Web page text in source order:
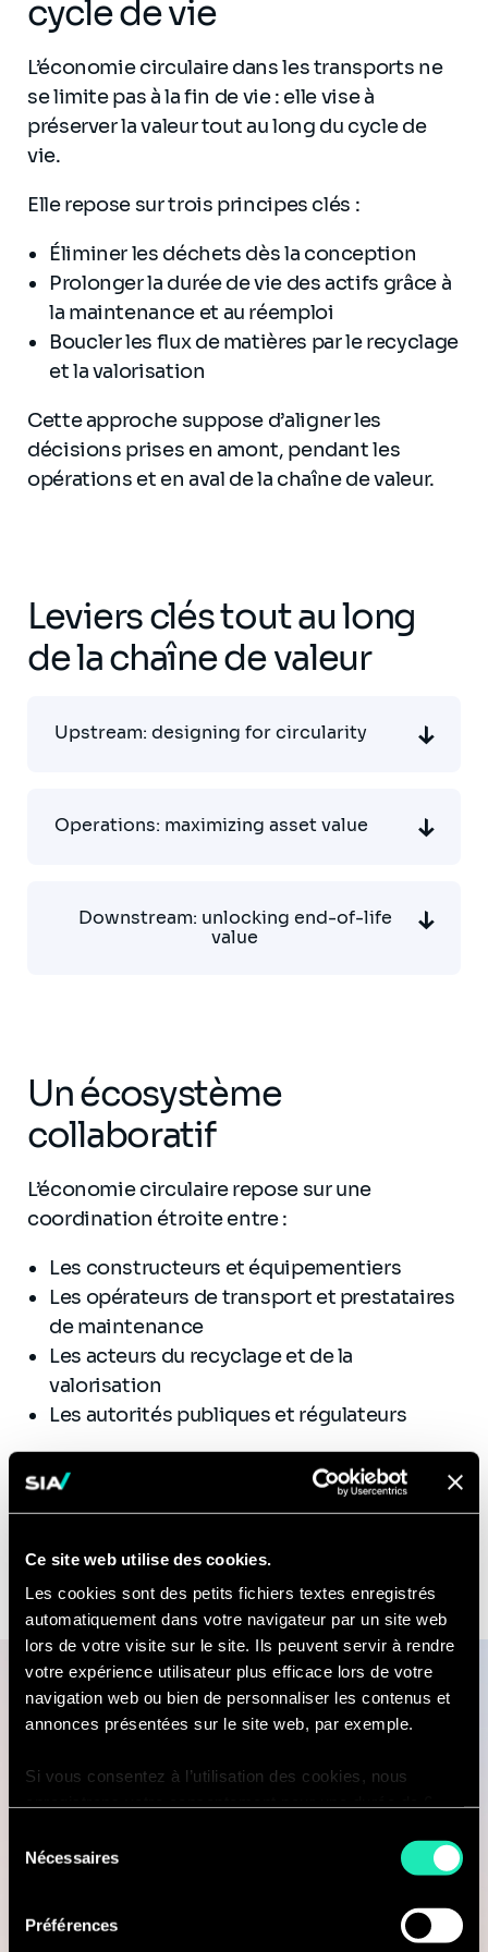
Ce site web utilise des cookies.
Les cookies sont des petits fichiers textes enregistrés
automatiquement dans votre navigateur par un site web
lors de votre visite sur le site. Ils peuvent servir à rendre
votre expérience utilisateur plus efficace lors de votre
navigation web ou bien de personnaliser les contenus et
annonces présentées sur le site web, par exemple.
Si vous consentez à l’utilisation des cookies, nous
consentir à cette utilisation à nouveau. Si vous ne
fonctionnement et ne personnalisera pas votre
Nécessaires
Préférences
cycle de vie
L’économie circulaire dans les transports ne
se limite pas à la fin de vie : elle vise à
préserver la valeur tout au long du cycle de
vie.
Elle repose sur trois principes clés :
Éliminer les déchets dès la conception
Prolonger la durée de vie des actifs grâce à
la maintenance et au réemploi
Boucler les flux de matières par le recyclage
et la valorisation
Cette approche suppose d’aligner les
décisions prises en amont, pendant les
opérations et en aval de la chaîne de valeur.
Leviers clés tout au long
de la chaîne de valeur
Upstream: designing for circularity
Operations: maximizing asset value
Downstream: unlocking end-of-life
value
Un écosystème
collaboratif
L’économie circulaire repose sur une
coordination étroite entre :
Les constructeurs et équipementiers
Les opérateurs de transport et prestataires
de maintenance
Les acteurs du recyclage et de la
valorisation
Les autorités publiques et régulateurs
Cet écosystème interconnecté est essentiel
pour assurer l’efficacité des flux de matières
La réglementation comme moteur
vie des actifs de transport,
accélérant l’adoption des principes
circulaires. Des cadres tels que la loi
AGEC, le règlement européen sur les